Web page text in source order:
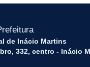
de Inácio Martins
332, centro - Inácio